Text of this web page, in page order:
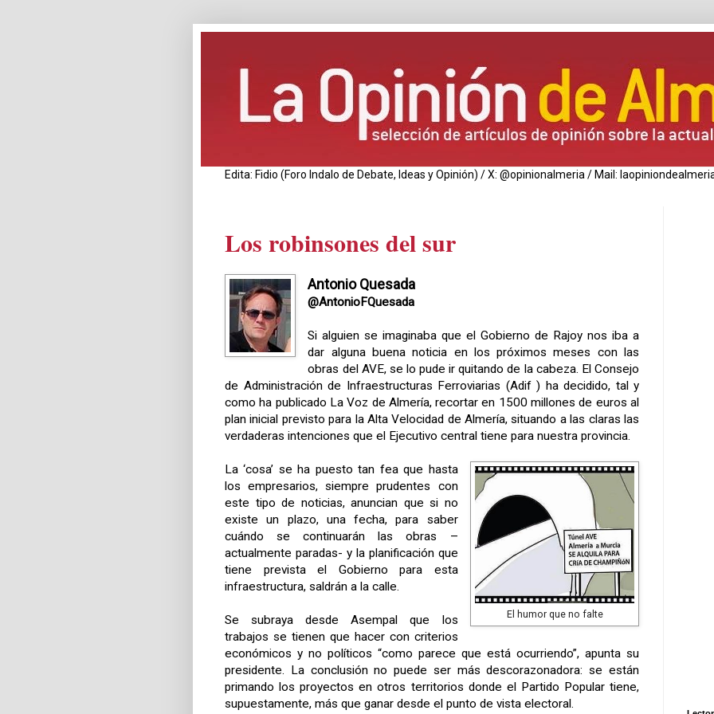
Edita: Fidio (Foro Indalo de Debate, Ideas y Opinión) / X: @opinionalmeria / Mail:
Los robinsones del sur
Antonio Quesada
@AntonioFQuesada
Si alguien se imaginaba que el Gobierno de Rajoy nos iba a
dar alguna buena noticia en los próximos meses con las
obras del AVE, se lo pude ir quitando de la cabeza. El Consejo
de Administración de Infraestructuras Ferroviarias (Adif ) ha decidido, tal y
como ha publicado La Voz de Almería, recortar en 1500 millones de euros al
plan inicial previsto para la Alta Velocidad de Almería, situando a las claras las
verdaderas intenciones que el Ejecutivo central tiene para nuestra provincia.
El humor que no falte
La ‘cosa’ se ha puesto tan fea que hasta
los empresarios, siempre prudentes con
este tipo de noticias, anuncian que si no
existe un plazo, una fecha, para saber
cuándo se continuarán las obras –
actualmente paradas- y la planificación que
tiene prevista el Gobierno para esta
infraestructura, saldrán a la calle.
Se subraya desde Asempal que los
trabajos se tienen que hacer con criterios
económicos y no políticos “como parece que está ocurriendo”, apunta su
presidente. La conclusión no puede ser más descorazonadora: se están
primando los proyectos en otros territorios donde el Partido Popular tiene,
supuestamente, más que ganar desde el punto de vista electoral.